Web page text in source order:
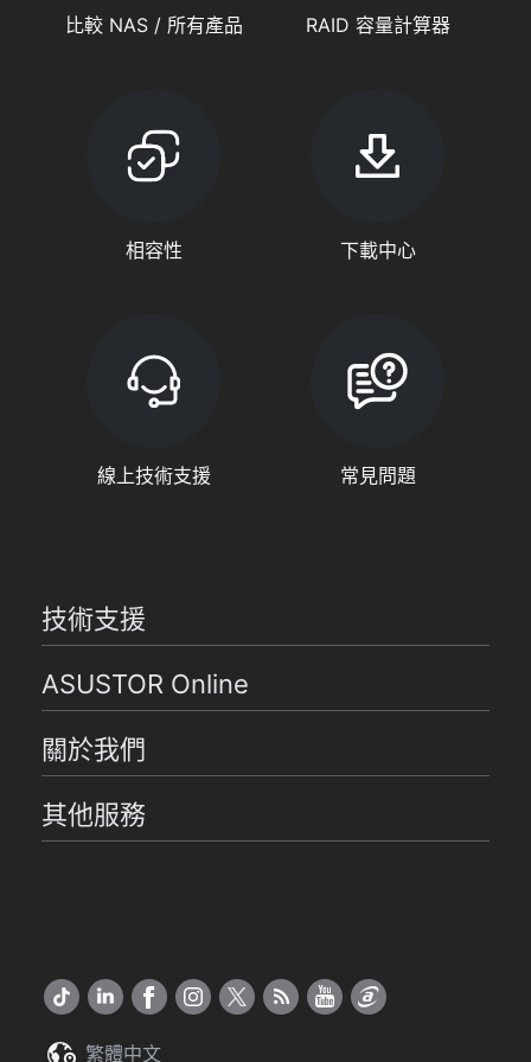
比較 NAS / 所有產品 RAID 容量計算器
相容性 下載中心
線上技術支援 常見問題
技術支援
ASUSTOR Online
關於我們
其他服務
繁體中文